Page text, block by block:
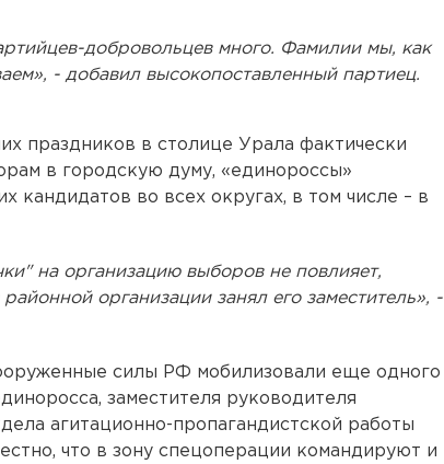
добровольцев много. Фамилии мы, как
- добавил высокопоставленный партиец.
праздников в столице Урала фактически
в городскую думу, «единороссы»
кандидатов во всех округах, в том числе – в
на организацию выборов не повлияет,
организации занял его заместитель», -
силы РФ мобилизовали еще одного
заместителя руководителя
агитационно-пропагандистской работы
что в зону спецоперации командируют и